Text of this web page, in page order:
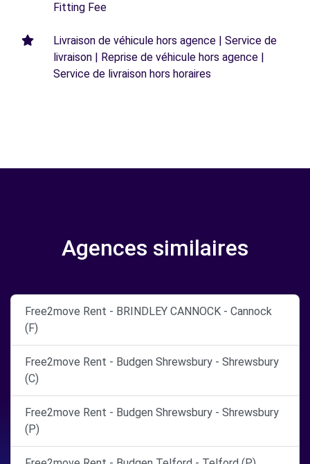
Fitting Fee
Livraison de véhicule hors agence | Service de
livraison | Reprise de véhicule hors agence |
Service de livraison hors horaires
Agences similaires
Free2move Rent - BRINDLEY CANNOCK - Cannock
(F)
Free2move Rent - Budgen Shrewsbury - Shrewsbury
(C)
Free2move Rent - Budgen Shrewsbury - Shrewsbury
(P)